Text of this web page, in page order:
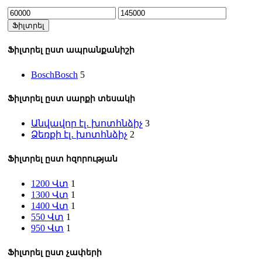
Min
price
Max
price
Ֆիլտրել
Ֆիլտրել ըստ ապրանքանիշի
BoschBosch 5
Ֆիլտրել ըստ սարքի տեսակի
Անվավոր էլ․ խոտհնձիչ 3
Ձեռքի էլ․ խոտհնձիչ 2
Ֆիլտրել ըստ հզորության
1200 Վտ 1
1300 Վտ 1
1400 Վտ 1
550 Վտ 1
950 Վտ 1
Ֆիլտրել ըստ չափերի